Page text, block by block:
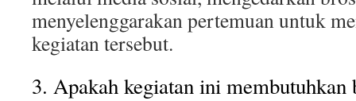
menyelenggarakan pertemuan untuk
kegiatan tersebut.
3. Apakah kegiatan ini membutuhkan